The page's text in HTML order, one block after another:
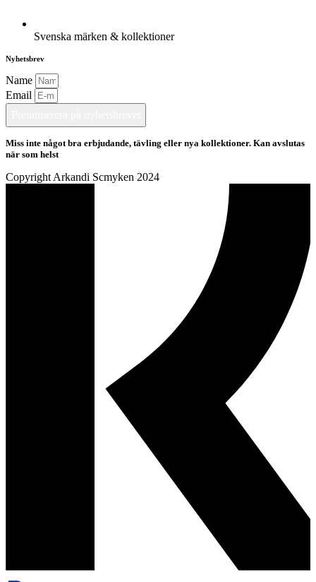
Svenska märken & kollektioner
Nyhetsbrev
Name
Email
Miss inte något bra erbjudande, tävling eller nya kollektioner. Kan avslutas
när som helst
Copyright Arkandi Scmyken 2024